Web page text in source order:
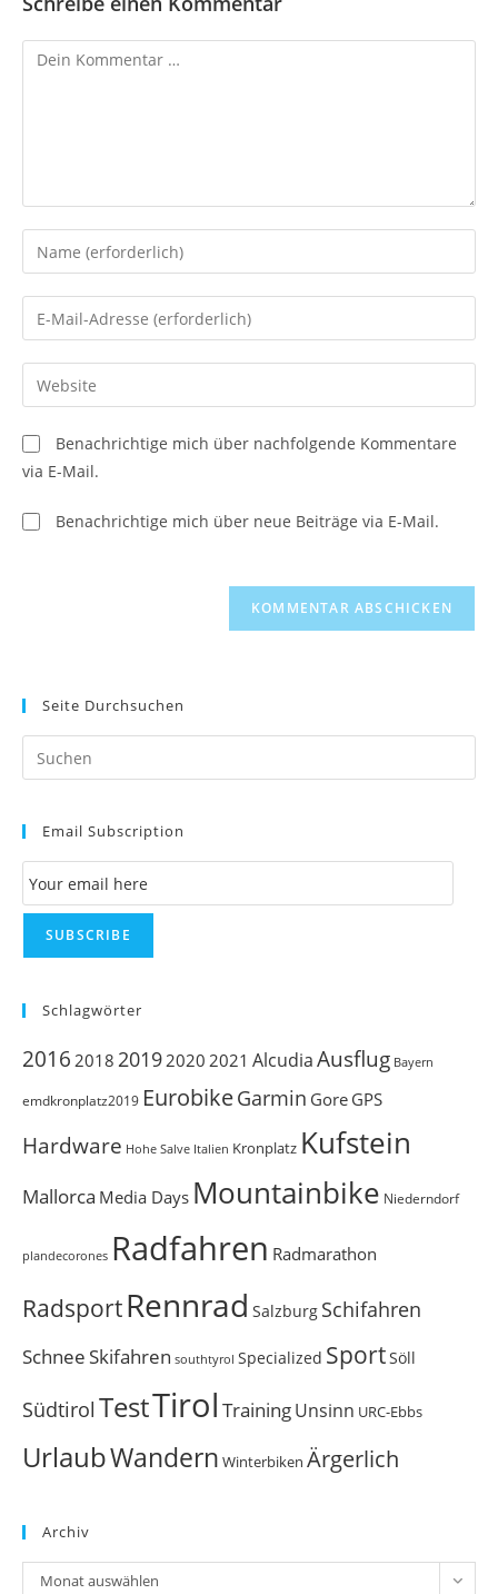
Kommentar
Gib
deinen
Namen
oder
zum
Kommentieren
ein
Gib
deine
E-
Mail-
zum
Kommentieren
Gib
deine
Website-
URL
(optional)
Benachrichtige mich über nachfolgende Kommentare
via E-Mail.
Benachrichtige mich über neue Beiträge via E-Mail.
Seite Durchsuchen
Email Subscription
Email Subscription
SUBSCRIBE
Schlagwörter
2016 2018 20192020 2021 AlcudiaAusflug Bayern
emdkronplatz2019 EurobikeGarmin Gore GPS
Hardware Hohe Salve Italien Kronplatz Kufstein
Mallorca Media Days Mountainbike Niederndorf
plandecorones Radfahren Radmarathon
RadsportRennrad Salzburg Schifahren
Schnee Skifahren southtyrol Specialized SportSöll
Südtirol TestTirol TrainingUnsinn URC-Ebbs
UrlaubWandern Winterbiken Ärgerlich
Archiv
Archiv
Monat auswählen